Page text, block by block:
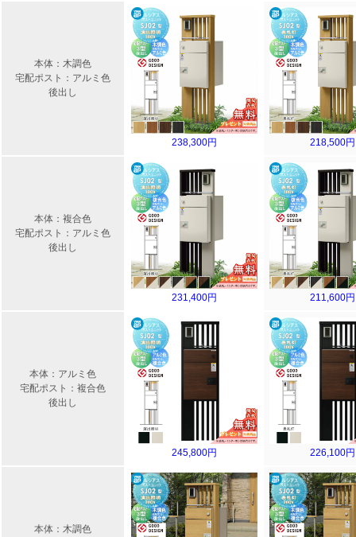
本体：木調色
宅配ポスト：アルミ色
後出し
238,300円 218,500円
本体：複合色
宅配ポスト：アルミ色
後出し
231,400円 211,600円
本体：アルミ色
宅配ポスト：複合色
後出し
245,800円 226,100円
本体：木調色